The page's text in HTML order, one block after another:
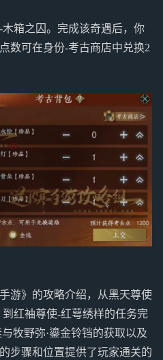
箱之囚。完成该奇遇后，你
数可在身份-考古商店中兑换2
游》的攻略介绍，从黑天尊使
红袖尊使-红萼绣样的任务完
牧野弥·鎏金铃铛的获取以及
步骤和位置提供了玩家通关的